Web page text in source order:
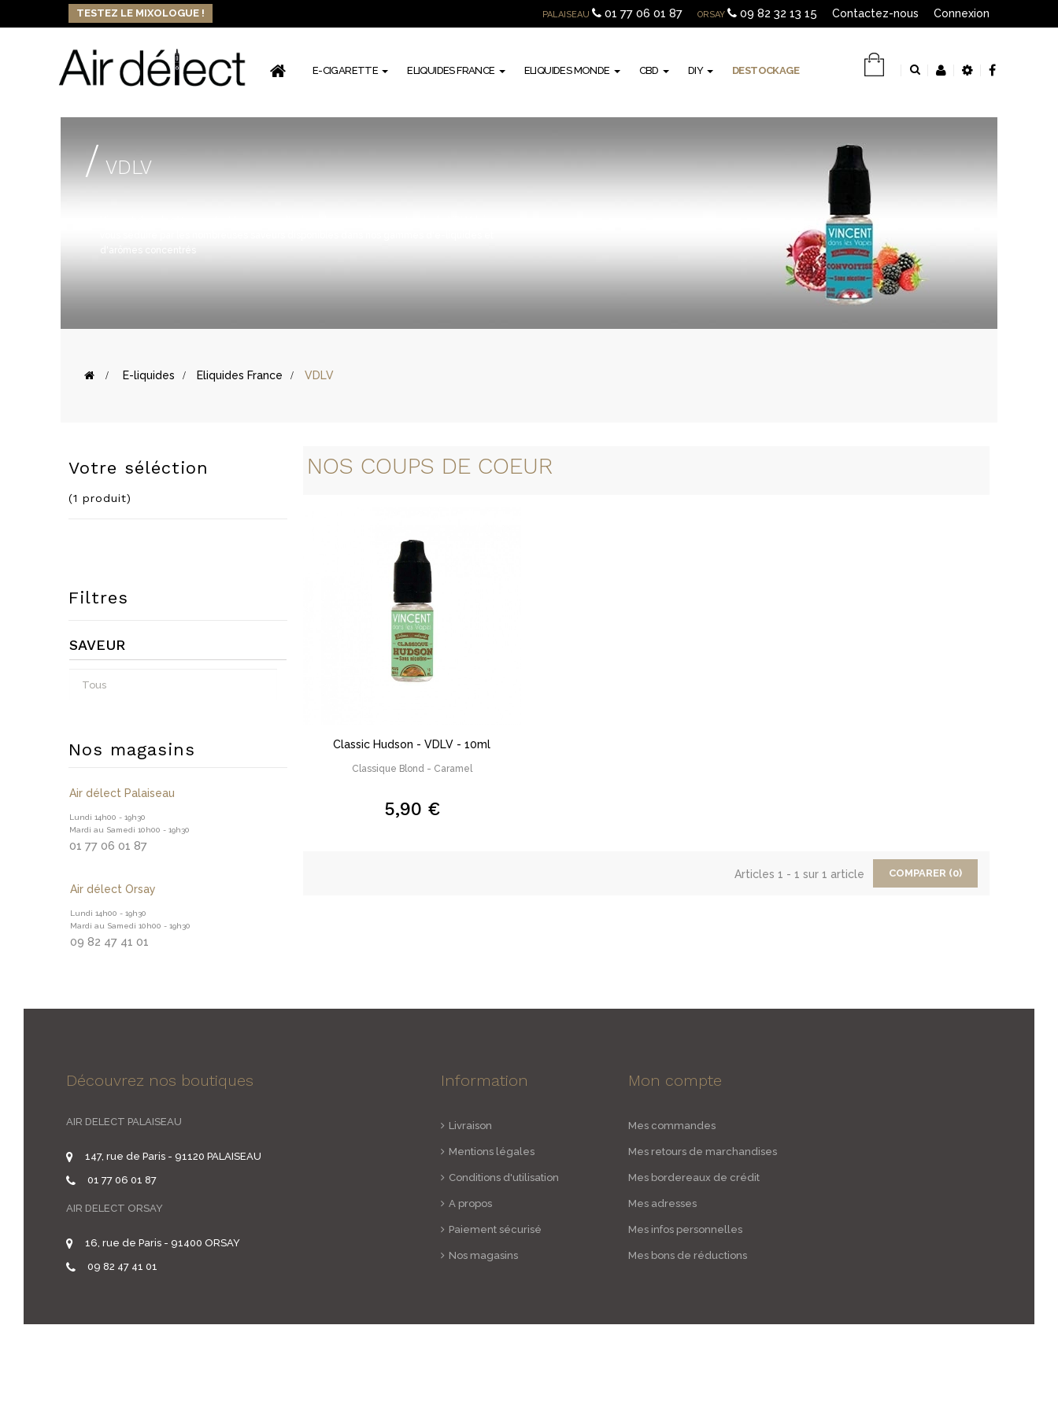
TESTEZ LE MIXOLOGUE ! PALAISEAU 01 77 06 01 87 ORSAY 09 82 32 13 15 Contactez-nous Connexion
E-CIGARETTE ELIQUIDES FRANCE ELIQUIDES MONDE CBD DIY DESTOCKAGE
/ VDLV
> E-liquides > Eliquides France > VDLV
Votre séléction
(1 produit)
Filtres
SAVEUR
Nos magasins
Air délect Palaiseau
Lundi 14h00 - 19h30
Mardi au Samedi 10h00 - 19h30
01 77 06 01 87
Air délect Orsay
Lundi 14h00 - 19h30
Mardi au Samedi 10h00 - 19h30
09 82 47 41 01
NOS COUPS DE COEUR
Classic Hudson - VDLV - 10ml
Classique Blond - Caramel
5,90 €
Articles 1 - 1 sur 1 article COMPARER (0)
Découvrez nos boutiques
AIR DELECT PALAISEAU
147, rue de Paris - 91120 PALAISEAU
01 77 06 01 87
AIR DELECT ORSAY
16, rue de Paris - 91400 ORSAY
09 82 47 41 01
Information
Livraison
Mentions légales
Conditions d'utilisation
A propos
Paiement sécurisé
Nos magasins
Mon compte
Mes commandes
Mes retours de marchandises
Mes bordereaux de crédit
Mes adresses
Mes infos personnelles
Mes bons de réductions